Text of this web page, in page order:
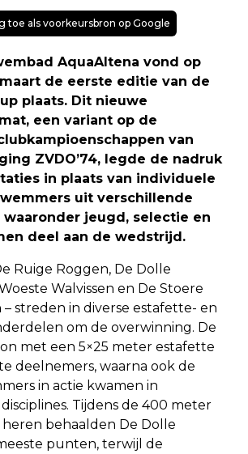
toe als voorkeursbron op Google
AquaAltena vond op
de eerste editie van de
plaats. Dit nieuwe
een variant op de
van
ZVDO’74, legde de nadruk
in plaats van individuele
uit verschillende
jeugd, selectie en
deel aan de wedstrijd.
Ruige Roggen, De Dolle
Walvissen en De Stoere
streden in diverse estafette- en
om de overwinning. De
met een 5×25 meter estafette
deelnemers, waarna ook de
in actie kwamen in
Tijdens de 400 meter
heren behaalden De Dolle
punten, terwijl de